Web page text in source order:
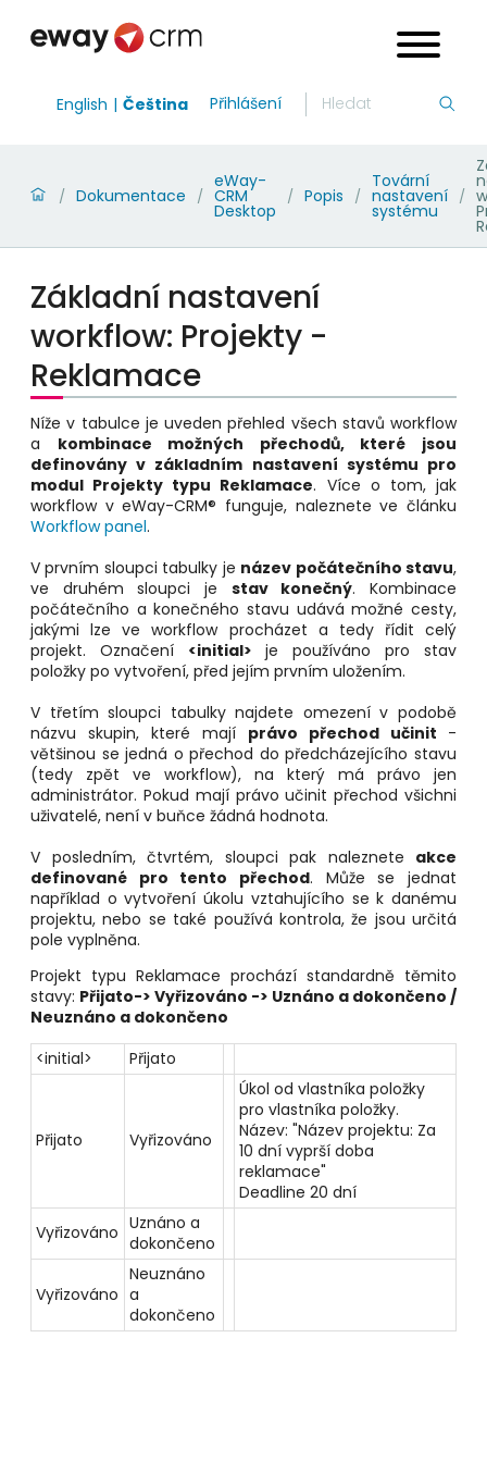
English Čeština Přihlášení
/ Dokumentace /
eWay-
CRM
Desktop
/ Popis /
Tovární
nastavení
systému
/
Základní nastavení
workflow: Projekty -
Reklamace
Níže v tabulce je uveden přehled všech stavů workflow
a kombinace možných přechodů, které jsou
definovány v základním nastavení systému pro
modul Projekty typu Reklamace. Více o tom, jak
workflow v eWay-CRM® funguje, naleznete ve článku
Workflow panel.
V prvním sloupci tabulky je název počátečního stavu,
ve druhém sloupci je stav konečný. Kombinace
počátečního a konečného stavu udává možné cesty,
jakými lze ve workflow procházet a tedy řídit celý
projekt. Označení <initial>
je používáno pro stav
položky po vytvoření, před jejím prvním uložením.
V třetím sloupci tabulky najdete omezení v podobě
názvu skupin, které mají právo přechod učinit -
většinou se jedná o přechod do předcházejícího stavu
(tedy zpět ve workflow), na který má právo jen
administrátor. Pokud mají právo učinit přechod všichni
uživatelé, není v buňce žádná hodnota.
V posledním, čtvrtém, sloupci pak naleznete akce
definované pro tento přechod. Může se jednat
například o vytvoření úkolu vztahujícího se k danému
projektu, nebo se také používá kontrola, že jsou určitá
pole vyplněna.
Projekt typu Reklamace prochází standardně těmito
stavy: Přijato-> Vyřizováno -> Uznáno a dokončeno /
Neuznáno a dokončeno
<initial>
Přijato
Přijato Vyřizováno
Úkol od vlastníka položky
pro vlastníka položky.
Název: "Název projektu: Za
10 dní vyprší doba
reklamace"
Deadline 20 dní
Vyřizováno Uznáno a
dokončeno
Vyřizováno
Neuznáno
a
dokončeno